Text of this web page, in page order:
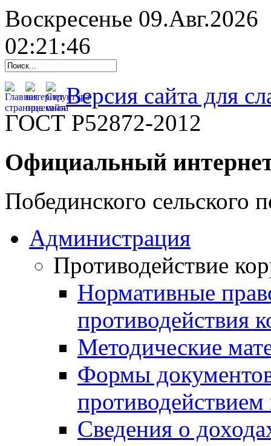
Воскресенье 09.Авг.2026
02:21:47
Версия сайта для
ГОСТ Р52872-2012
Официальный
Побединского сельского
Администрация
Противодействие
Нормативные
противодействия
Методические
Формы
Сведения о